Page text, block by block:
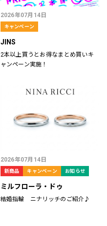
2026年07月14日
キャンペーン
JINS
2本以上買うとお得なまとめ買いキ
ャンペーン実施！
2026年07月14日
新商品 キャンペーン お知らせ
ミルフローラ・ドゥ
結婚指輪 ニナリッチのご紹介♪